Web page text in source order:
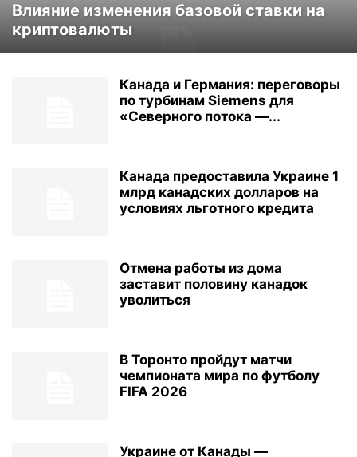
Влияние изменения базовой ставки на
криптовалюты
Канада и Германия: переговоры
по турбинам Siemens для
«Северного потока —...
Канада предоставила Украине 1
млрд канадских долларов на
условиях льготного кредита
Отмена работы из дома
заставит половину канадок
уволиться
В Торонто пройдут матчи
чемпионата мира по футболу
FIFA 2026
Украине от Канады —